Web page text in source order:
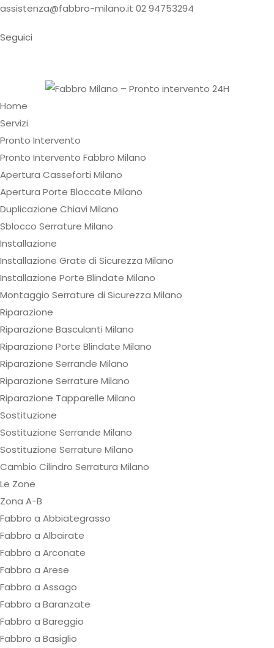
assistenza@fabbro-milano.it 02 94753294
Seguici
Home
Servizi
Pronto Intervento
Pronto Intervento Fabbro Milano
Apertura Casseforti Milano
Apertura Porte Bloccate Milano
Duplicazione Chiavi Milano
Sblocco Serrature Milano
Installazione
Installazione Grate di Sicurezza Milano
Installazione Porte Blindate Milano
Montaggio Serrature di Sicurezza Milano
Riparazione
Riparazione Basculanti Milano
Riparazione Porte Blindate Milano
Riparazione Serrande Milano
Riparazione Serrature Milano
Riparazione Tapparelle Milano
Sostituzione
Sostituzione Serrande Milano
Sostituzione Serrature Milano
Cambio Cilindro Serratura Milano
Le Zone
Zona A-B
Fabbro a Abbiategrasso
Fabbro a Albairate
Fabbro a Arconate
Fabbro a Arese
Fabbro a Assago
Fabbro a Baranzate
Fabbro a Bareggio
Fabbro a Basiglio